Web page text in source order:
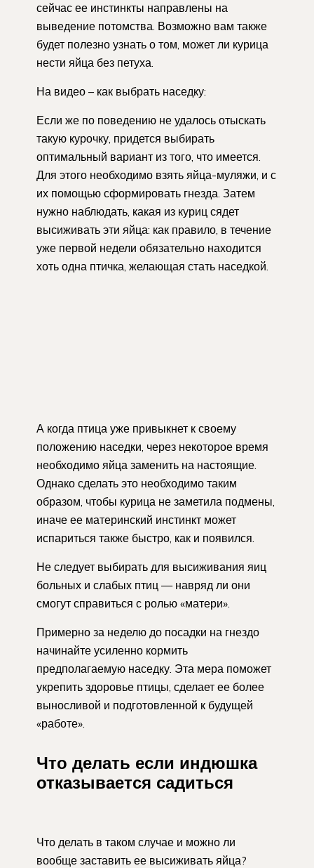
сейчас ее инстинкты направлены на
выведение потомства. Возможно вам также
будет полезно узнать о том, может ли курица
нести яйца без петуха.
На видео – как выбрать наседку:
Если же по поведению не удалось отыскать
такую курочку, придется выбирать
оптимальный вариант из того, что имеется.
Для этого необходимо взять яйца-муляжи, и с
их помощью сформировать гнезда. Затем
нужно наблюдать, какая из куриц сядет
высиживать эти яйца: как правило, в течение
уже первой недели обязательно находится
хоть одна птичка, желающая стать наседкой.
А когда птица уже привыкнет к своему
положению наседки, через некоторое время
необходимо яйца заменить на настоящие.
Однако сделать это необходимо таким
образом, чтобы курица не заметила подмены,
иначе ее материнский инстинкт может
испариться также быстро, как и появился.
Не следует выбирать для высиживания яиц
больных и слабых птиц — навряд ли они
смогут справиться с ролью «матери».
Примерно за неделю до посадки на гнездо
начинайте усиленно кормить
предполагаемую наседку. Эта мера поможет
укрепить здоровье птицы, сделает ее более
выносливой и подготовленной к будущей
«работе».
Что делать если индюшка
отказывается садиться
Что делать в таком случае и можно ли
вообще заставить ее высиживать яйца?